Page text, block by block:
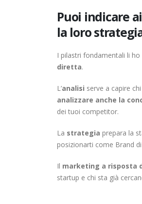
Puoi indicare
la loro
I pilastri fondamentali li ho
diretta.
L’analisi serve a capire
analizzare anche la
dei tuoi competitor.
La strategia prepara la
posizionarti come Brand
Il marketing a risposta
startup e chi sta già